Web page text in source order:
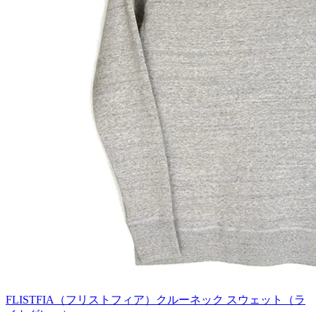
FLISTFIA（フリストフィア）クルーネック スウェット（ラ